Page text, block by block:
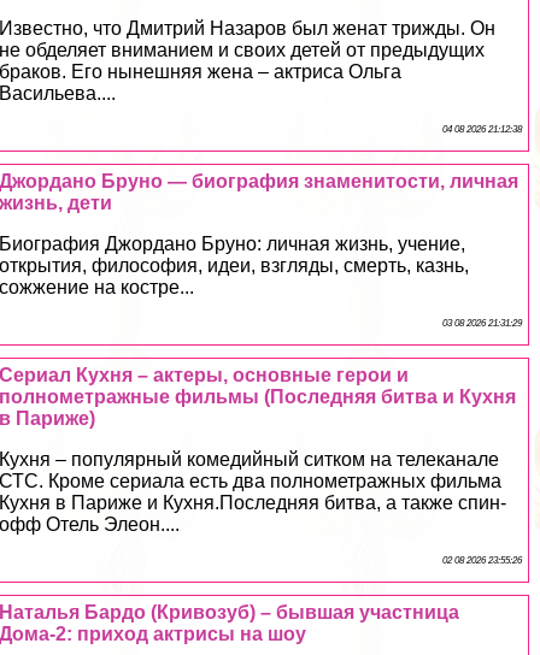
Известно, что Дмитрий Назаров был женат трижды. Он
не обделяет вниманием и своих детей от предыдущих
бpaков. Его нынешняя жена – актриса Ольга
Васильева....
04 08 2026 21:12:38
Джордано Бруно — биография знаменитости, личная
жизнь, дети
Биография Джордано Бруно: личная жизнь, учение,
открытия, философия, идеи, взгляды, cмepть, казнь,
сожжение на костре...
03 08 2026 21:31:29
Сериал Кухня – актеры, основные герои и
полнометражные фильмы (Последняя битва и Кухня
в Париже)
Кухня – популярный комедийный ситком на телеканале
СТС. Кроме сериала есть два полнометражных фильма
Кухня в Париже и Кухня.Последняя битва, а также спин-
офф Отель Элеон....
02 08 2026 23:55:26
Наталья Бардо (Кривозуб) – бывшая участница
Дома-2: приход актрисы на шоу